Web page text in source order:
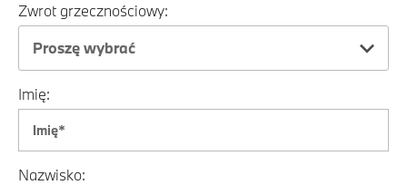
Zwrot grzecznościowy:
Proszę wybrać
Imię:
Nazwisko: